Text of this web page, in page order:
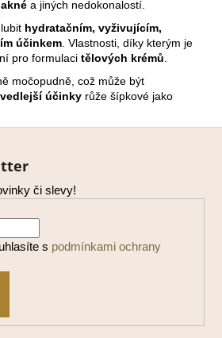
akné a jiných nedokonalostí.
hydratačním, vyživujícím,
účinkem . Vlastnosti, díky kterým je
pro formulaci tělových krémů
močopudně, což může být
účinky růže šípkové jako
či slevy!
s podmínkami ochrany